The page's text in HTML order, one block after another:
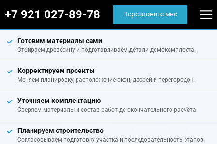
+7 921 027-89-78 Перезвоните мне
Готовим материалы сами
Отбираем древесину и подготавливаем детали домокомплекта.
Корректируем проекты
Меняем планировку, расположение окон, дверей и перегородок.
Уточняем комплектацию
Сверяем материалы и состав работ до окончательного расчёта.
Планируем строительство
Согласовываем подготовку участка и последовательность этапов.